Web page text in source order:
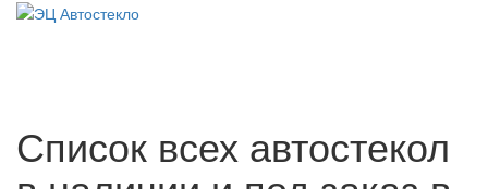
Список всех автостекол